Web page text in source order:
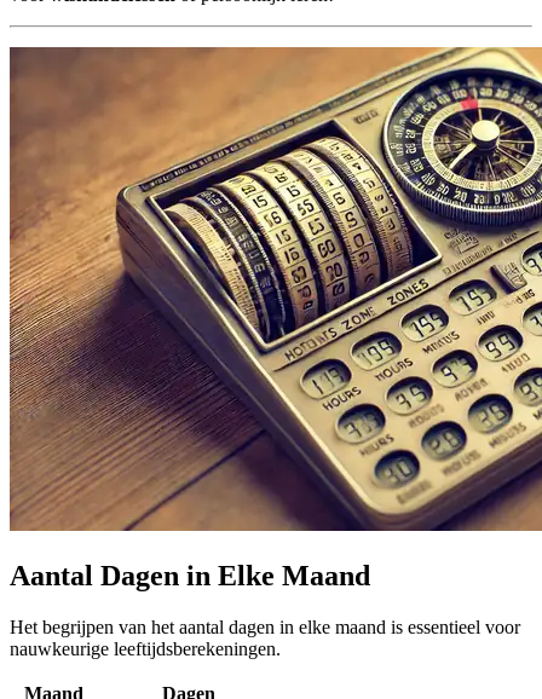
Aantal Dagen in Elke Maand
Het begrijpen van het aantal dagen in elke maand is essentieel voor
nauwkeurige leeftijdsberekeningen.
Maand
Dagen